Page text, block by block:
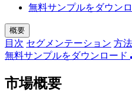
無料サンプルをダウン
概要
目次 セグメンテーション 方
無料サンプルをダウンロード
市場概要